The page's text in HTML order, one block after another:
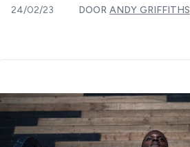
24/02/23 DOOR ANDY GRIFFITHS